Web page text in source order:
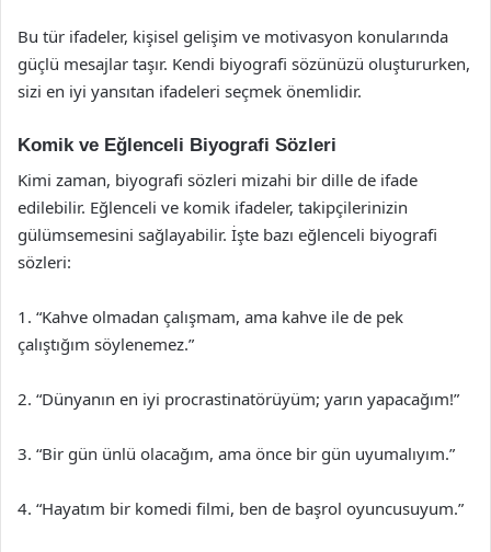
Bu tür ifadeler, kişisel gelişim ve motivasyon konularında
güçlü mesajlar taşır. Kendi biyografi sözünüzü oluştururken,
sizi en iyi yansıtan ifadeleri seçmek önemlidir.
Komik ve Eğlenceli Biyografi Sözleri
Kimi zaman, biyografi sözleri mizahi bir dille de ifade
edilebilir. Eğlenceli ve komik ifadeler, takipçilerinizin
gülümsemesini sağlayabilir. İşte bazı eğlenceli biyografi
sözleri:
1. “Kahve olmadan çalışmam, ama kahve ile de pek
çalıştığım söylenemez.”
2. “Dünyanın en iyi procrastinatörüyüm; yarın yapacağım!”
3. “Bir gün ünlü olacağım, ama önce bir gün uyumalıyım.”
4. “Hayatım bir komedi filmi, ben de başrol oyuncusuyum.”